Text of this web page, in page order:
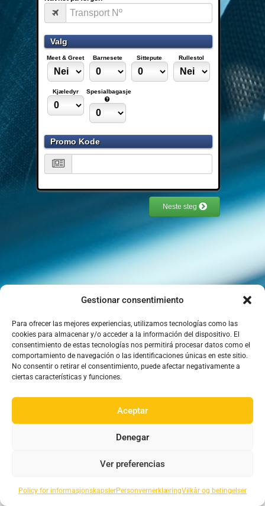
Gestionar consentimiento
Para ofrecer las mejores experiencias, utilizamos tecnologías como las
cookies para almacenar y/o acceder a la información del dispositivo. El
consentimiento de estas tecnologías nos permitirá procesar datos como el
comportamiento de navegación o las identificaciones únicas en este sitio.
No consentir o retirar el consentimiento, puede afectar negativamente a
ciertas características y funciones.
Aceptar
Denegar
Ver preferencias
Policy for informasjonskapslerPersonvernerklæringVilkår og betingelser
Informasjonskapsler